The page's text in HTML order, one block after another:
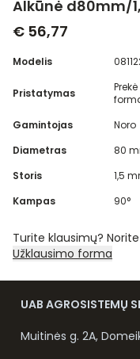
Alkūnė d80mm/
€ 56,77
Modelis
Pristatymas
Gamintojas
Noro
Diametras
80
Storis
1,5
Kampas
90°
Turite klausimų?
Užklausimo forma
UAB AGROSISTEMŲ
Muitinės g. 2A,